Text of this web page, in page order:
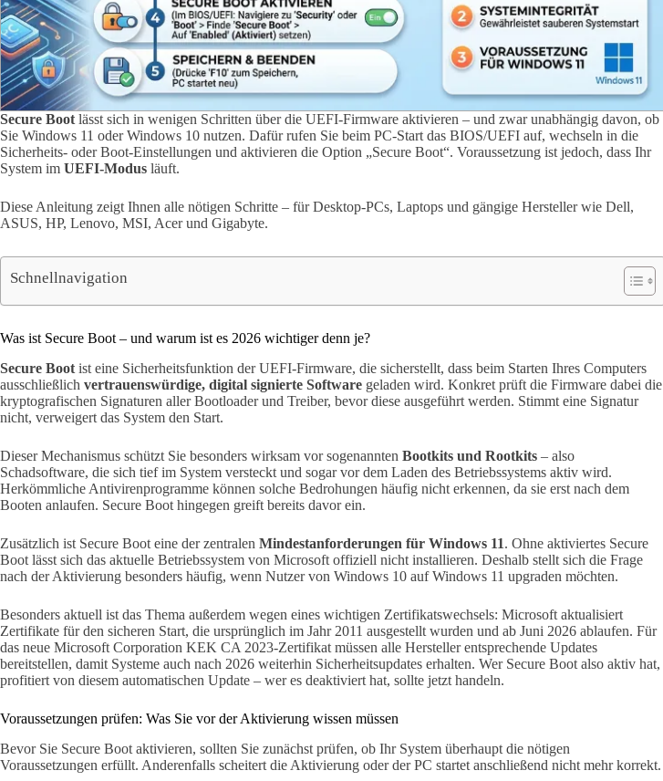
Secure Boot lässt sich in wenigen Schritten über die UEFI-Firmware aktivieren – und zwar unabhängig davon, ob
Sie Windows 11 oder Windows 10 nutzen. Dafür rufen Sie beim PC-Start das BIOS/UEFI auf, wechseln in die
Sicherheits- oder Boot-Einstellungen und aktivieren die Option „Secure Boot“. Voraussetzung ist jedoch, dass Ihr
System im UEFI-Modus läuft.
Diese Anleitung zeigt Ihnen alle nötigen Schritte – für Desktop-PCs, Laptops und gängige Hersteller wie Dell,
ASUS, HP, Lenovo, MSI, Acer und Gigabyte.
Schnellnavigation
Was ist Secure Boot – und warum ist es 2026 wichtiger denn je?
Secure Boot ist eine Sicherheitsfunktion der UEFI-Firmware, die sicherstellt, dass beim Starten Ihres Computers
ausschließlich vertrauenswürdige, digital signierte Software geladen wird. Konkret prüft die Firmware dabei die
kryptografischen Signaturen aller Bootloader und Treiber, bevor diese ausgeführt werden. Stimmt eine Signatur
nicht, verweigert das System den Start.
Dieser Mechanismus schützt Sie besonders wirksam vor sogenannten Bootkits und Rootkits – also
Schadsoftware, die sich tief im System versteckt und sogar vor dem Laden des Betriebssystems aktiv wird.
Herkömmliche Antivirenprogramme können solche Bedrohungen häufig nicht erkennen, da sie erst nach dem
Booten anlaufen. Secure Boot hingegen greift bereits davor ein.
Zusätzlich ist Secure Boot eine der zentralen Mindestanforderungen für Windows 11. Ohne aktiviertes Secure
Boot lässt sich das aktuelle Betriebssystem von Microsoft offiziell nicht installieren. Deshalb stellt sich die Frage
nach der Aktivierung besonders häufig, wenn Nutzer von Windows 10 auf Windows 11 upgraden möchten.
Besonders aktuell ist das Thema außerdem wegen eines wichtigen Zertifikatswechsels: Microsoft aktualisiert
Zertifikate für den sicheren Start, die ursprünglich im Jahr 2011 ausgestellt wurden und ab Juni 2026 ablaufen. Für
das neue Microsoft Corporation KEK CA 2023-Zertifikat müssen alle Hersteller entsprechende Updates
bereitstellen, damit Systeme auch nach 2026 weiterhin Sicherheitsupdates erhalten. Wer Secure Boot also aktiv hat,
profitiert von diesem automatischen Update – wer es deaktiviert hat, sollte jetzt handeln.
Voraussetzungen prüfen: Was Sie vor der Aktivierung wissen müssen
Bevor Sie Secure Boot aktivieren, sollten Sie zunächst prüfen, ob Ihr System überhaupt die nötigen
Voraussetzungen erfüllt. Anderenfalls scheitert die Aktivierung oder der PC startet anschließend nicht mehr korrekt.